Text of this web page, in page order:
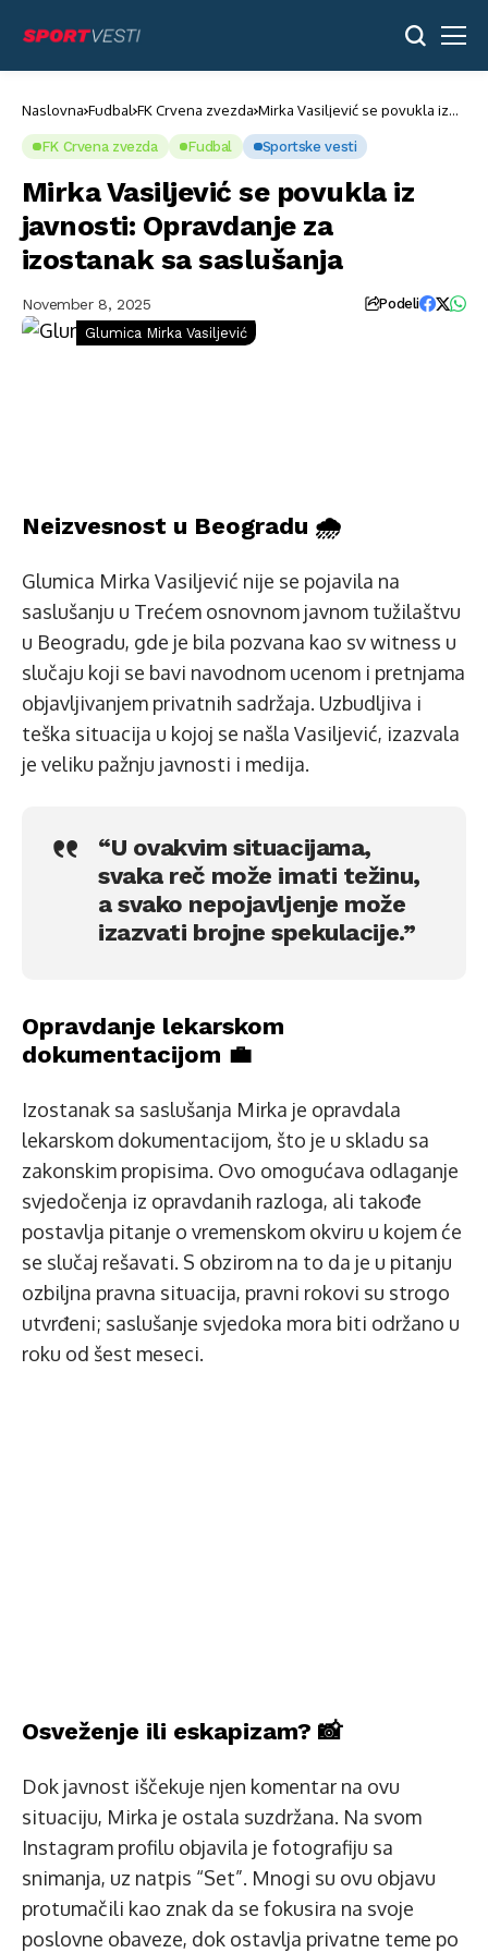
Naslovna Fudbal FK Crvena zvezda Mirka Vasiljević se povukla iz
izostanak sa saslušanja
FK Crvena zvezda Fudbal Sportske vesti
Mirka Vasiljević se povukla iz
javnosti: Opravdanje za
izostanak sa saslušanja
November 8, 2025
Podeli
Glumica Mirka Vasiljević
Neizvesnost u Beogradu 🌧️
Glumica Mirka Vasiljević nije se pojavila na
saslušanju u Trećem osnovnom javnom tužilaštvu
u Beogradu, gde je bila pozvana kao sv witness u
slučaju koji se bavi navodnom ucenom i pretnjama
objavljivanjem privatnih sadržaja. Uzbudljiva i
teška situacija u kojoj se našla Vasiljević, izazvala
je veliku pažnju javnosti i medija.
“U ovakvim situacijama,
svaka reč može imati težinu,
a svako nepojavljenje može
izazvati brojne spekulacije.”
Opravdanje lekarskom
dokumentacijom 💼
Izostanak sa saslušanja Mirka je opravdala
lekarskom dokumentacijom, što je u skladu sa
zakonskim propisima. Ovo omogućava odlaganje
svjedočenja iz opravdanih razloga, ali takođe
postavlja pitanje o vremenskom okviru u kojem će
se slučaj rešavati. S obzirom na to da je u pitanju
ozbiljna pravna situacija, pravni rokovi su strogo
utvrđeni; saslušanje svjedoka mora biti održano u
roku od šest meseci.
Osveženje ili eskapizam? 📸
Dok javnost iščekuje njen komentar na ovu
situaciju, Mirka je ostala suzdržana. Na svom
Instagram profilu objavila je fotografiju sa
snimanja, uz natpis “Set”. Mnogi su ovu objavu
protumačili kao znak da se fokusira na svoje
poslovne obaveze, dok ostavlja privatne teme po